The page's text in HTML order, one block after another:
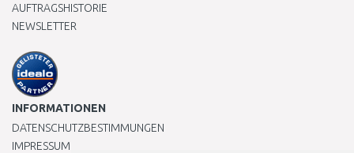
AUFTRAGSHISTORIE
NEWSLETTER
INFORMATIONEN
DATENSCHUTZBESTIMMUNGEN
IMPRESSUM